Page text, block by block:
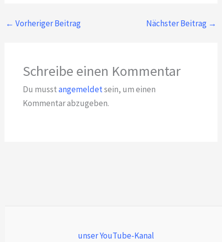
← Vorheriger Beitrag Nächster Beitrag →
Schreibe einen Kommentar
Du musstangemeldetsein, um einen
Kommentar abzugeben.
unser YouTube-Kanal